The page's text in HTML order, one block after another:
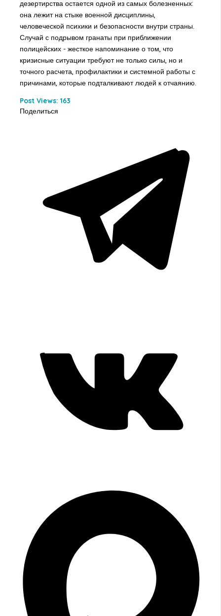
дезертирства остается одной из самых болезненных:
она лежит на стыке военной дисциплины,
человеческой психики и безопасности внутри страны.
Случай с подрывом гранаты при приближении
полицейских - жесткое напоминание о том, что
кризисные ситуации требуют не только силы, но и
точного расчета, профилактики и системной работы с
причинами, которые подталкивают людей к отчаянию.
Post Views: 163
Поделиться